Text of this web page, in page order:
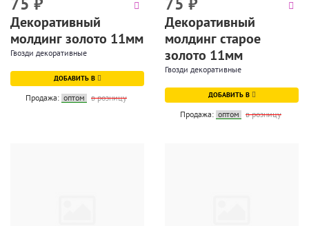
Декоративный
молдинг золото 11мм
Гвозди декоративные
ДОБАВИТЬ В
Продажа: оптом в розницу
Декоративный
молдинг старое
золото 11мм
Гвозди декоративные
ДОБАВИТЬ В
Продажа: оптом в розницу